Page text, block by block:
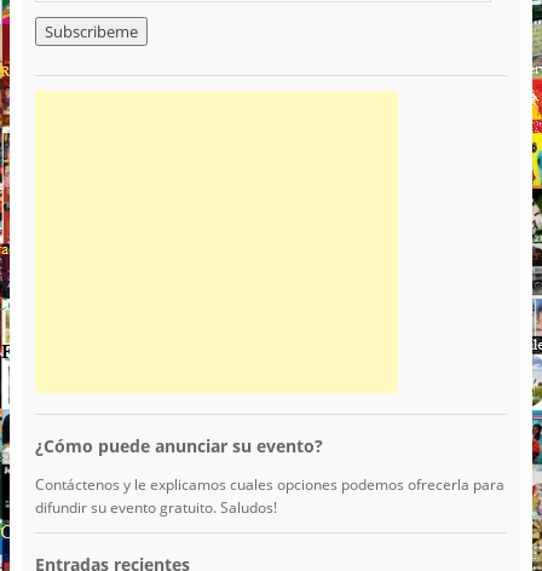
¿Cómo puede anunciar su evento?
Contáctenos y le explicamos cuales opciones podemos ofrecerla para
difundir su evento gratuito. Saludos!
Entradas recientes